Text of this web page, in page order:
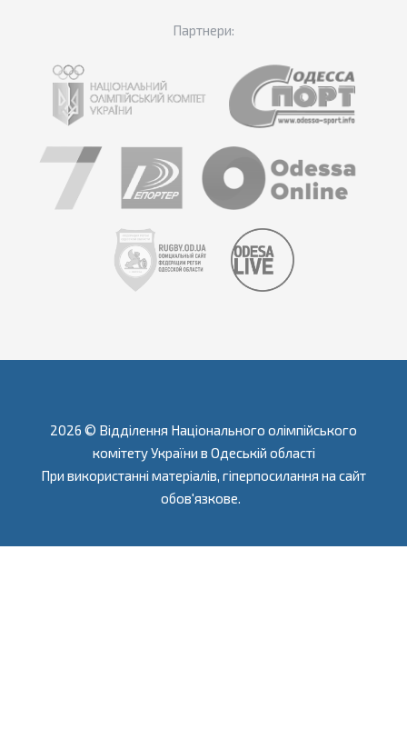
Партнери:
2026 © Відділення Національного олімпійського
комітету України в Одеській області
При використанні матеріалів, гіперпосилання на сайт
обов'язкове.